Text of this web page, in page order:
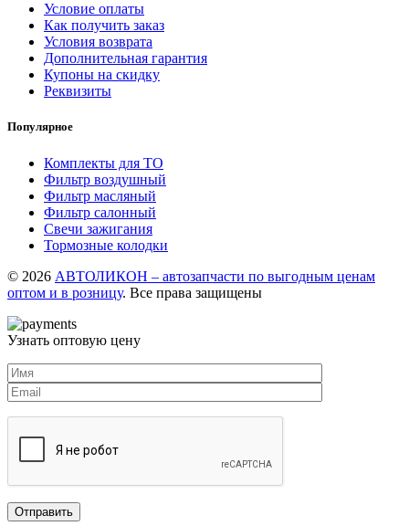
Условие оплаты
Как получить заказ
Условия возврата
Дополнительная гарантия
Купоны на скидку
Реквизиты
Популярное
Комплекты для ТО
Фильтр воздушный
Фильтр масляный
Фильтр салонный
Свечи зажигания
Тормозные колодки
© 2026 АВТОЛИКОН – автозапчасти по выгодным ценам
оптом и в розницу. Все права защищены
Узнать оптовую цену